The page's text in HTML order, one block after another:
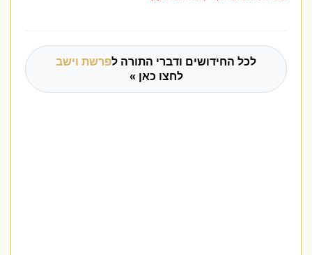
לכל החידושים ודברי התורה לפרשת וישב
לחצו כאן »